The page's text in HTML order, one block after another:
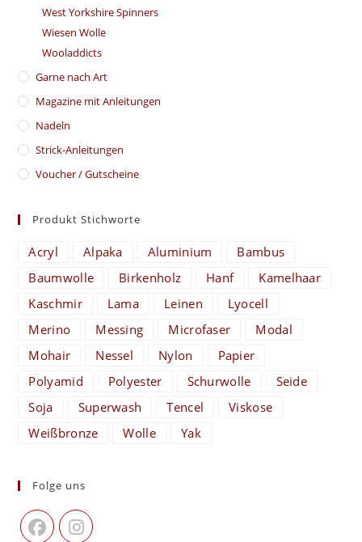
West Yorkshire Spinners
Wiesen Wolle
Wooladdicts
Garne nach Art
Magazine mit Anleitungen
Nadeln
Strick-Anleitungen
Voucher / Gutscheine
Produkt Stichworte
Acryl Alpaka Aluminium
Bambus
Baumwolle
Birkenholz Hanf
Kamelhaar
Kaschmir
Lama Leinen
Lyocell
Merino
Messing Microfaser
Modal
Mohair
Nessel Nylon
Papier
Polyamid
Polyester Schurwolle
Seide
Soja
Superwash Tencel
Viskose
Weißbronze
Wolle Yak
Folge uns